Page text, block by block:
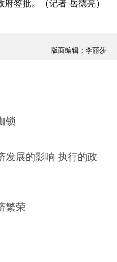
签批。（记者 岳德亮）
版面编辑：李丽莎
锁
发展的影响 执行的政
繁荣